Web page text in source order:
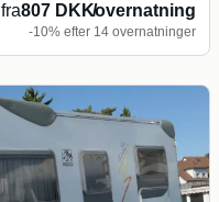
fra807 DKK/overnatning
-10% efter 14 overnatninger